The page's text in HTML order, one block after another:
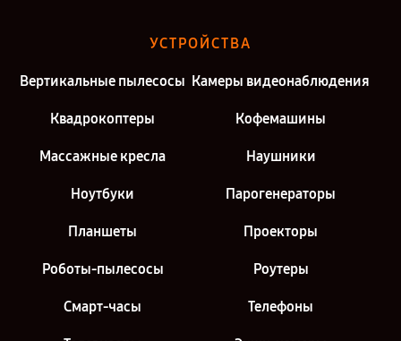
УСТРОЙСТВА
Вертикальные пылесосы Камеры видеонаблюдения
Квадрокоптеры Кофемашины
Массажные кресла Наушники
Ноутбуки Парогенераторы
Планшеты Проекторы
Роботы-пылесосы Роутеры
Смарт-часы Телефоны